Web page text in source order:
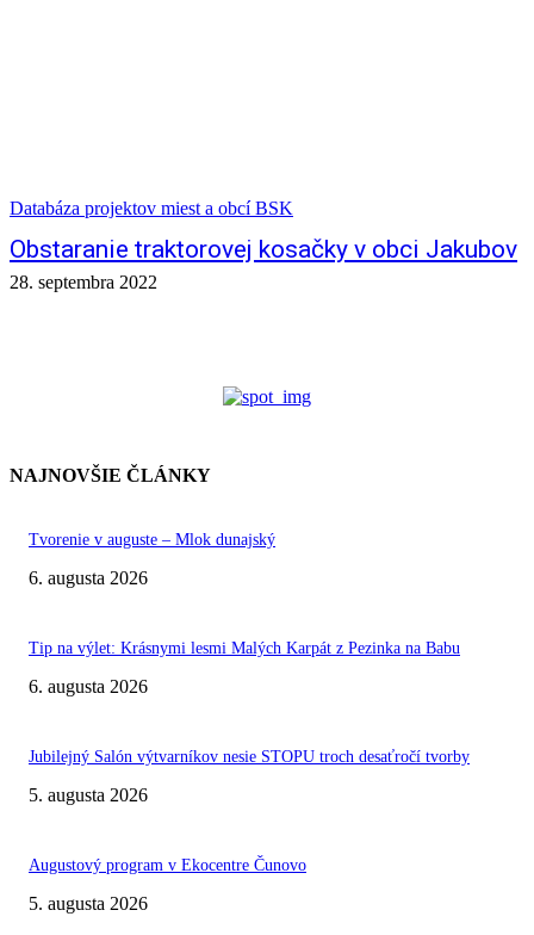
Databáza projektov miest a obcí BSK
Obstaranie traktorovej kosačky v obci Jakubov
28. septembra 2022
NAJNOVŠIE ČLÁNKY
Tvorenie v auguste – Mlok dunajský
6. augusta 2026
Tip na výlet: Krásnymi lesmi Malých Karpát z Pezinka na Babu
6. augusta 2026
Jubilejný Salón výtvarníkov nesie STOPU troch desaťročí tvorby
5. augusta 2026
Augustový program v Ekocentre Čunovo
5. augusta 2026